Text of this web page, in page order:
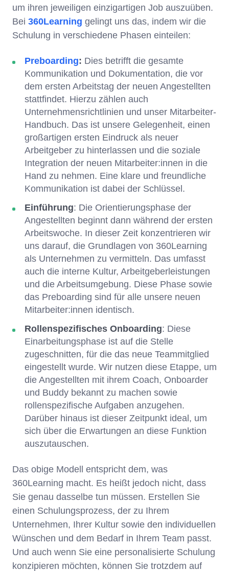
um ihren jeweiligen einzigartigen Job auszuüben.
Bei 360Learning gelingt uns das, indem wir die
Schulung in verschiedene Phasen einteilen:
Preboarding: Dies betrifft die gesamte
Kommunikation und Dokumentation, die vor
dem ersten Arbeitstag der neuen Angestellten
stattfindet. Hierzu zählen auch
Unternehmensrichtlinien und unser Mitarbeiter-
Handbuch. Das ist unsere Gelegenheit, einen
großartigen ersten Eindruck als neuer
Arbeitgeber zu hinterlassen und die soziale
Integration der neuen Mitarbeiter:innen in die
Hand zu nehmen. Eine klare und freundliche
Kommunikation ist dabei der Schlüssel.
Einführung: Die Orientierungsphase der
Angestellten beginnt dann während der ersten
Arbeitswoche. In dieser Zeit konzentrieren wir
uns darauf, die Grundlagen von 360Learning
als Unternehmen zu vermitteln. Das umfasst
auch die interne Kultur, Arbeitgeberleistungen
und die Arbeitsumgebung. Diese Phase sowie
das Preboarding sind für alle unsere neuen
Mitarbeiter:innen identisch.
Rollenspezifisches Onboarding: Diese
Einarbeitungsphase ist auf die Stelle
zugeschnitten, für die das neue Teammitglied
eingestellt wurde. Wir nutzen diese Etappe, um
die Angestellten mit ihrem Coach, Onboarder
und Buddy bekannt zu machen sowie
rollenspezifische Aufgaben anzugehen.
Darüber hinaus ist dieser Zeitpunkt ideal, um
sich über die Erwartungen an diese Funktion
auszutauschen.
Das obige Modell entspricht dem, was
360Learning macht. Es heißt jedoch nicht, dass
Sie genau dasselbe tun müssen. Erstellen Sie
einen Schulungsprozess, der zu Ihrem
Unternehmen, Ihrer Kultur sowie den individuellen
Wünschen und dem Bedarf in Ihrem Team passt.
Und auch wenn Sie eine personalisierte Schulung
konzipieren möchten, können Sie trotzdem auf